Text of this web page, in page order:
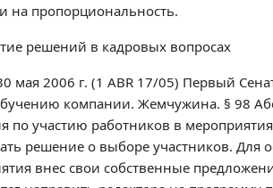
на пропорциональность.
решений в кадровых вопросах
мая 2006 г. (1 ABR 17/05) Первый
компании. Жемчужина. § 98
по участию работников в
решение о выборе участников. Для
внес свои собственные